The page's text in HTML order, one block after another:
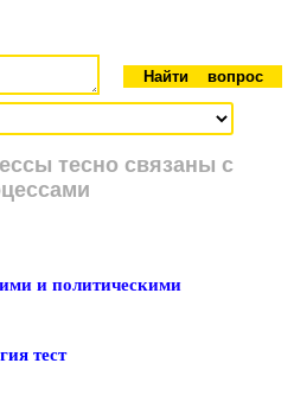
тесно связаны с
и политическими
тест